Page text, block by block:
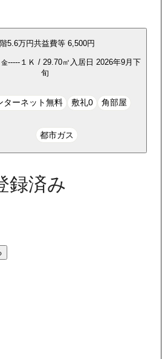
5.6万円共益費等 6,500円
----- １Ｋ / 29.70㎡ 入居日 2026年9月下
旬
ターネット無料 敷礼0 角部屋
都市ガス
録済み